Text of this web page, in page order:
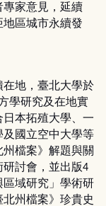
專家意見，延續
地區城市永續發
在地，臺北大學於
學研究及在地實
本拓殖大學、一
國立空中大學等
檔案》解題與關
討會，並出版4
域研究」學術研
州檔案》珍貴史